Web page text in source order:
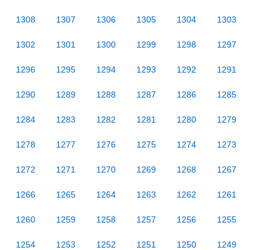
1308 1307 1306 1305 1304 1303
1302 1301 1300 1299 1298 1297
1296 1295 1294 1293 1292 1291
1290 1289 1288 1287 1286 1285
1284 1283 1282 1281 1280 1279
1278 1277 1276 1275 1274 1273
1272 1271 1270 1269 1268 1267
1266 1265 1264 1263 1262 1261
1260 1259 1258 1257 1256 1255
1254 1253 1252 1251 1250 1249